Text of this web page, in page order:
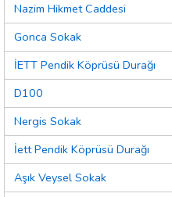
Nazim Hikmet Caddesi
Gonca Sokak
İETT Pendik Köprüsü Durağı
D100
Nergis Sokak
İett Pendik Köprüsü Durağı
Aşık Veysel Sokak